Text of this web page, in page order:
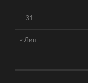
31
« Лип